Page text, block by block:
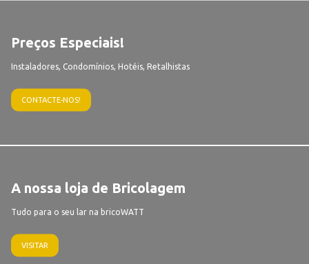
Preços Especiais!
Instaladores, Condomínios, Hotéis, Retalhistas
CONTACTE-NOS!
A nossa loja de Bricolagem
Tudo para o seu lar na bricoWATT
VISITAR